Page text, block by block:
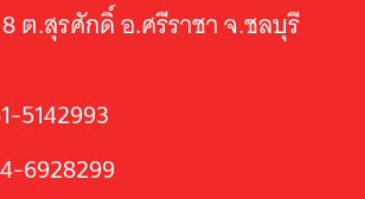
ต.สุรศักดิ์ อ.ศรีราชา จ.ชลบุรี
5142993
6928299